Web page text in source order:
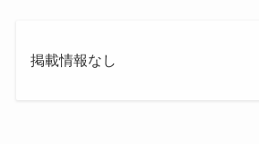
掲載情報なし